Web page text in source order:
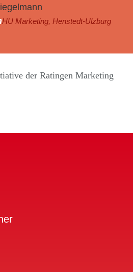
HU Marketing, Henstedt-Ulzburg
der Ratingen Marketing